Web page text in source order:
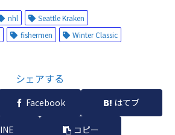
nhl
Seattle Kraken
fishermen
Winter Classic
シェアする
Facebook はてブ
コピー